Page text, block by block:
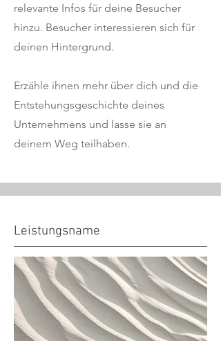
relevante Infos für deine Besucher
hinzu. Besucher interessieren sich für
deinen Hintergrund.
Erzähle ihnen mehr über dich und die
Entstehungsgeschichte deines
Unternehmens und lasse sie an
deinem Weg teilhaben.
Leistungsname